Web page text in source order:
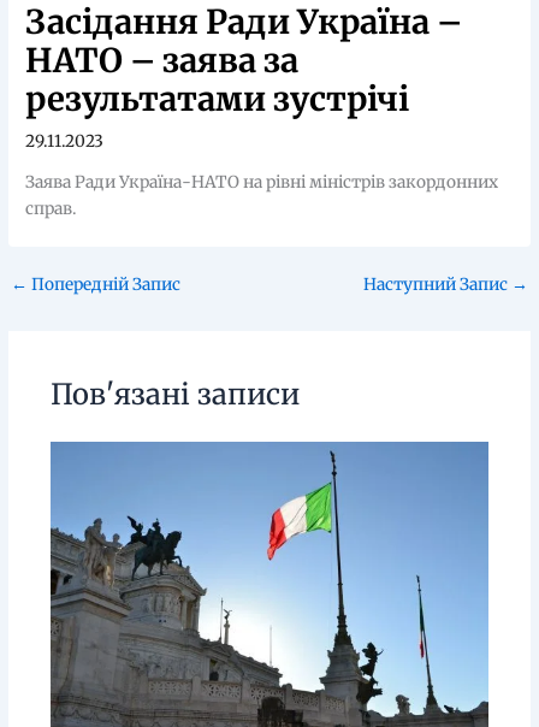
Засідання Ради Україна –
НАТО – заява за
результатами зустрічі
29.11.2023
Заява Ради Україна-НАТО на рівні міністрів закордонних
справ.
← Попередній Запис Наступний Запис →
Пов'язані записи